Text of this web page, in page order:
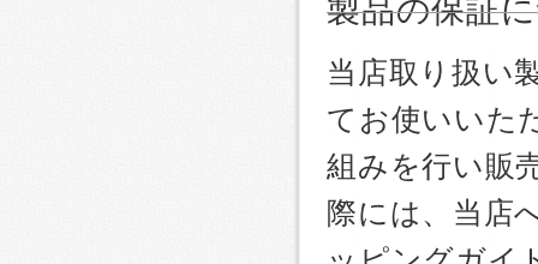
製品の保証
当店取り扱い
てお使いいた
組みを行い販
際には、当店